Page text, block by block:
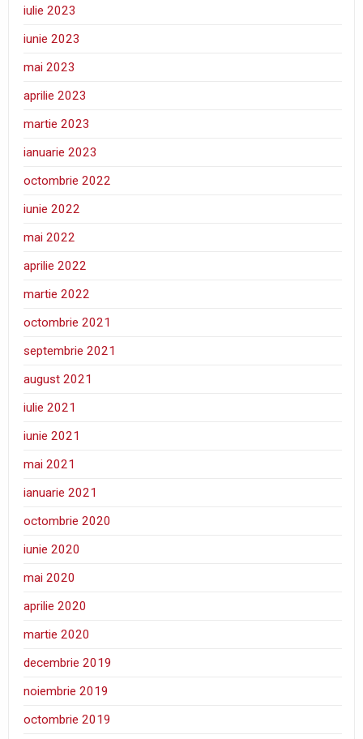
iulie 2023
iunie 2023
mai 2023
aprilie 2023
martie 2023
ianuarie 2023
octombrie 2022
iunie 2022
mai 2022
aprilie 2022
martie 2022
octombrie 2021
septembrie 2021
august 2021
iulie 2021
iunie 2021
mai 2021
ianuarie 2021
octombrie 2020
iunie 2020
mai 2020
aprilie 2020
martie 2020
decembrie 2019
noiembrie 2019
octombrie 2019